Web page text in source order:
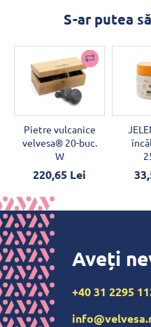
S-ar putea
Pietre vulcanice
velvesa® 20-buc.
W
220,65 Lei
Aveți
+40 31 2295